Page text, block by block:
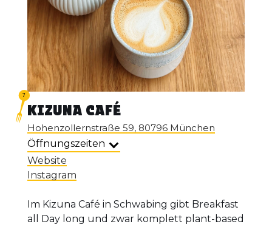
KIZUNA CAFÉ
Hohenzollernstraße 59, 80796 München
Öffnungszeiten
Website
Instagram
Im Kizuna Café in Schwabing gibt Breakfast
all Day long und zwar komplett plant-based